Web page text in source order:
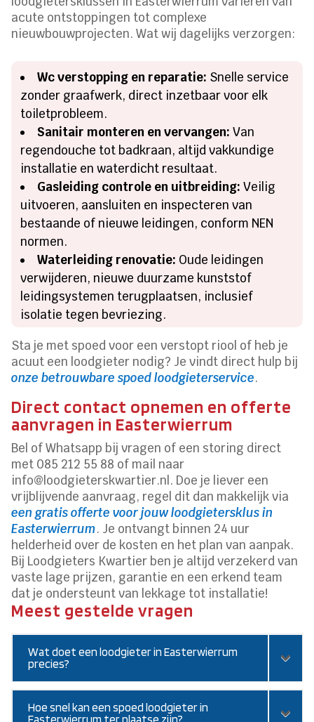
acute ontstoppingen tot complexe
nieuwbouwprojecten. Wat wij dagelijks verzorgen:
Wc verstopping en reparatie: Snelle service
zonder graafwerk, direct inzetbaar voor elk
toiletprobleem.
Sanitair monteren en vervangen: Van
regendouche tot badkraan, altijd vakkundige
installatie en waterdicht resultaat.
Gasleiding controle en uitbreiding: Veilig
uitvoeren, aansluiten en inspecteren van
bestaande of nieuwe leidingen, conform NEN
normen.
Waterleiding renovatie: Oude leidingen
verwijderen, nieuwe duurzame kunststof
leidingsystemen terugplaatsen, inclusief
isolatie tegen bevriezing.
Sta je met spoed voor een verstopt riool of heb je
acuut een loodgieter nodig? Je vindt direct hulp bij
onze betrouwbare spoed loodgieterservice.
Direct contact opnemen en offerte
aanvragen in Easterwierrum
Bel of Whatsapp bij vragen of een storing direct
met 085 212 55 88 of mail naar
info@loodgieterskwartier.nl. Doe je liever een
vrijblijvende aanvraag, regel dit dan makkelijk via
een gratis offerte voor jouw loodgietersklus in
Easterwierrum. Je ontvangt binnen 24 uur
helderheid over de kosten en het plan van aanpak.
Bij Loodgieters Kwartier ben je altijd verzekerd van
vaste lage prijzen, garantie en een erkend team
dat je ondersteunt van lekkage tot installatie!
Meest gestelde vragen
Wat doet een loodgieter in Easterwierrum
precies?
Hoe snel kan een spoed loodgieter in
Easterwierrum ter plaatse zijn?